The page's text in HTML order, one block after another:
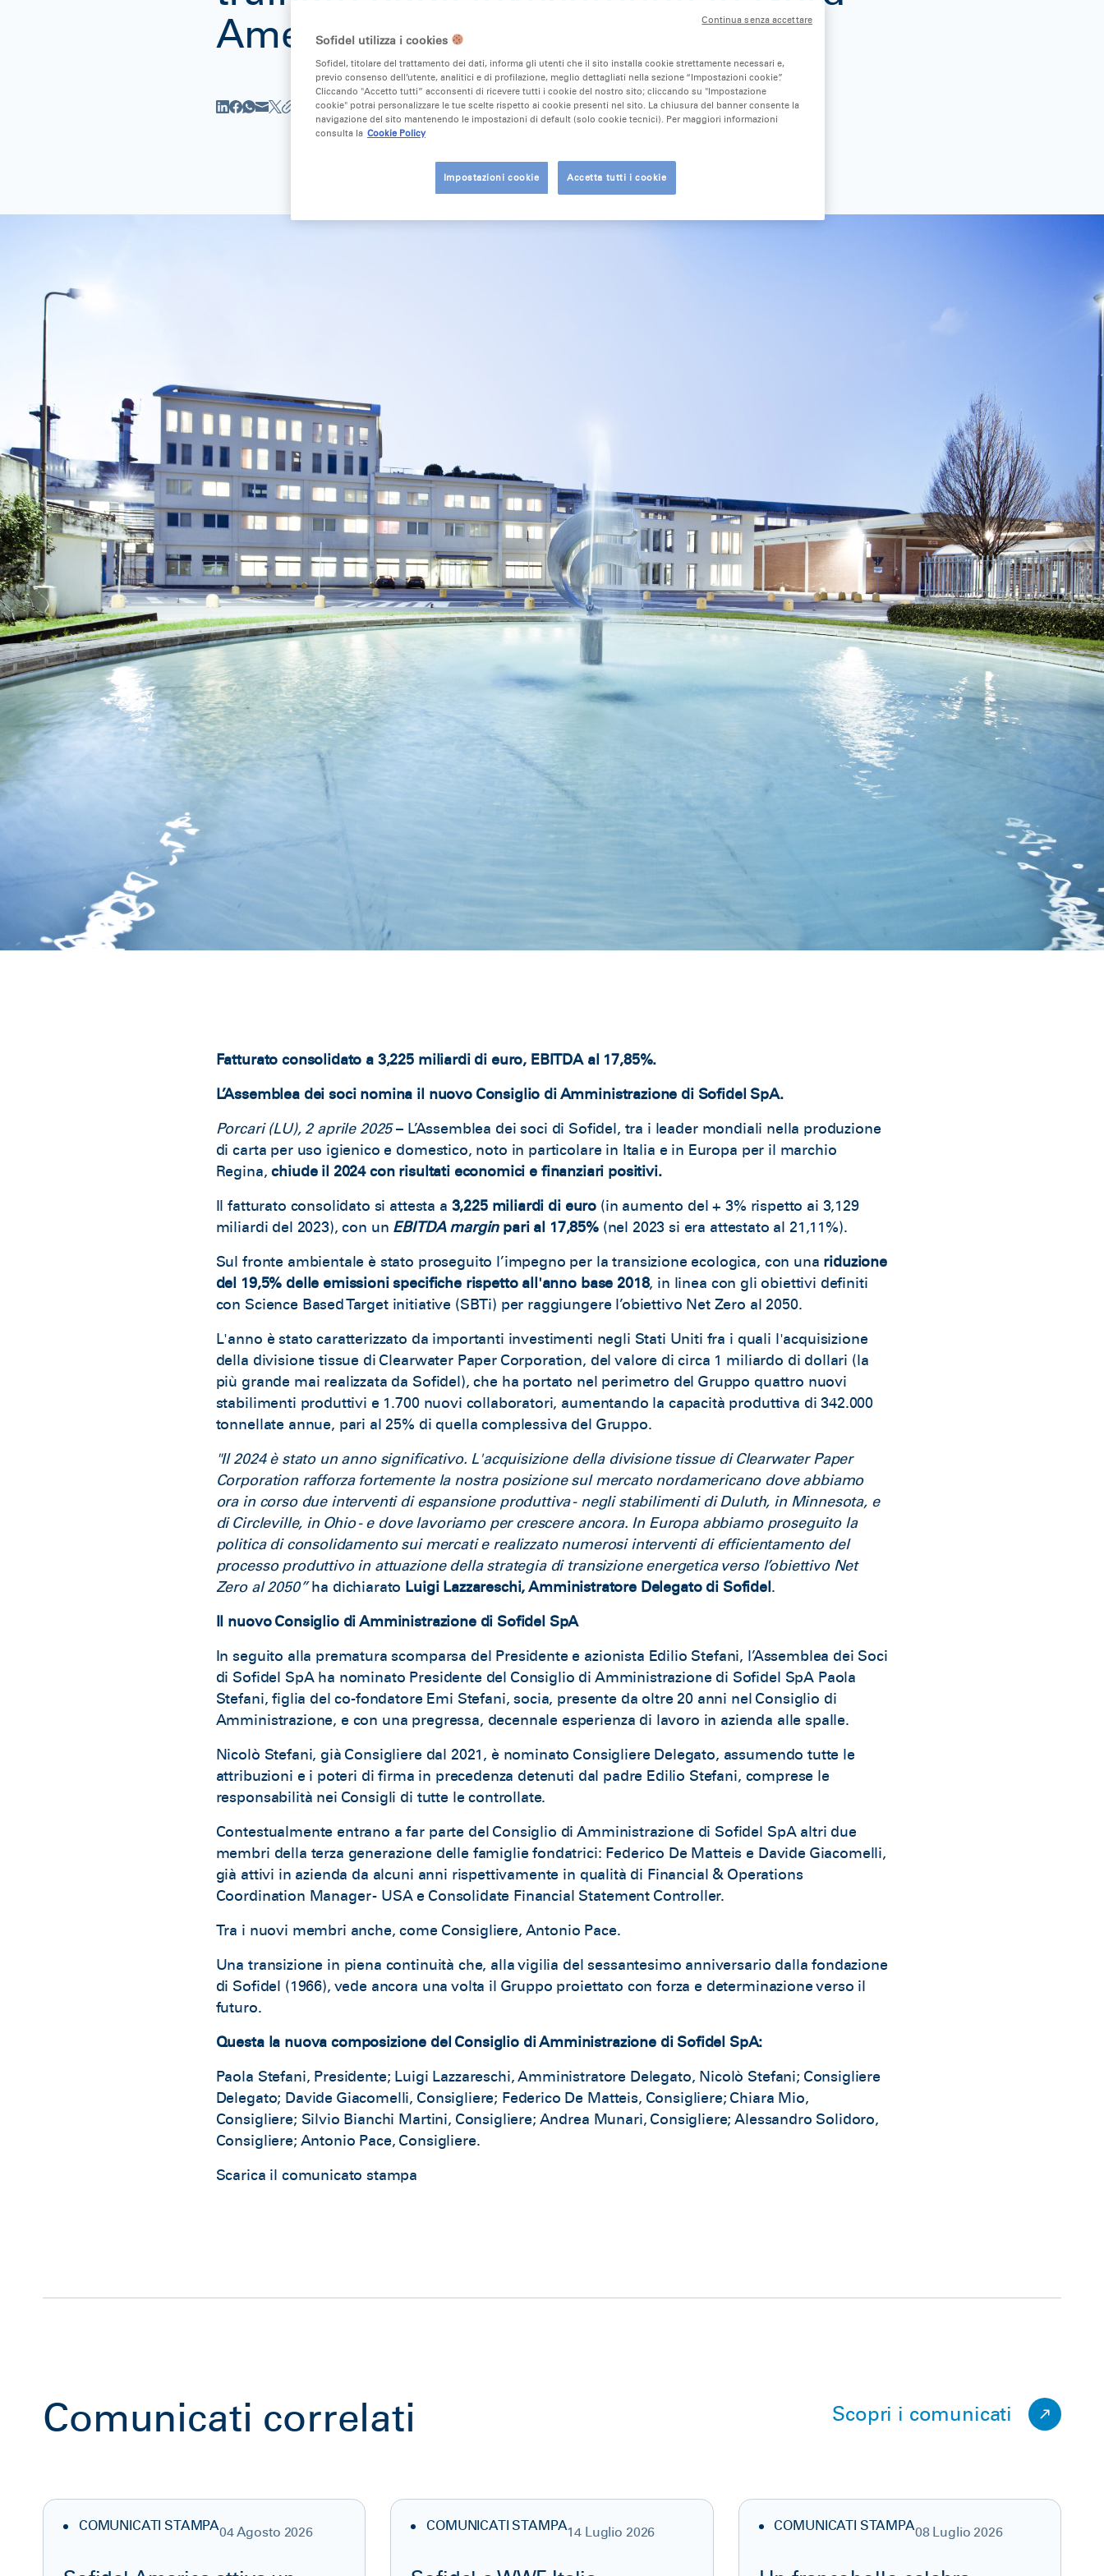
America
Fatturato consolidato a 3,225 miliardi di euro, EBITDA al 17,85%.
L’Assemblea dei soci nomina il nuovo Consiglio di Amministrazione di Sofidel SpA.
Porcari (LU), 2 aprile 2025– L’Assemblea dei soci di Sofidel, tra i leader mondiali nella produzione
di carta per uso igienico e domestico, noto in particolare in Italia e in Europa per il marchio
Regina,chiude il 2024 con risultati economici e finanziari positivi.
Il fatturato consolidato si attesta a 3,225 miliardi di euro (in aumento del + 3% rispetto ai 3,129
miliardi del 2023), con un EBITDA marginpari al 17,85%(nel 2023 si era attestato al 21,11%).
Sul fronte ambientale è stato proseguito l’impegno per la transizione ecologica, con una riduzione
del 19,5% delle emissioni specifiche rispetto all'anno base 2018, in linea con gli obiettivi definiti
con Science Based Target initiative (SBTi) per raggiungere l’obiettivo Net Zero al 2050.
L'anno è stato caratterizzato da importanti investimenti negli Stati Uniti fra i quali l'acquisizione
della divisione tissue di Clearwater Paper Corporation, del valore di circa 1 miliardo di dollari (la
più grande mai realizzata da Sofidel), che ha portato nel perimetro del Gruppo quattro nuovi
stabilimenti produttivi e 1.700 nuovi collaboratori, aumentando la capacità produttiva di 342.000
tonnellate annue, pari al 25% di quella complessiva del Gruppo.
"Il 2024 è stato un anno significativo. L'acquisizione della divisione tissue di Clearwater Paper
Corporation rafforza fortemente la nostra posizione sul mercato nordamericano dove abbiamo
ora in corso due interventi di espansione produttiva - negli stabilimenti di Duluth, in Minnesota, e
di Circleville, in Ohio - e dove lavoriamo per crescere ancora. In Europa abbiamo proseguito la
politica di consolidamento sui mercati e realizzato numerosi interventi di efficientamento del
processo produttivo in attuazione della strategia di transizione energetica verso l’obiettivo Net
Zero al 2050”ha dichiarato Luigi Lazzareschi, Amministratore Delegato di Sofidel.
Il nuovo Consiglio di Amministrazione di Sofidel SpA
In seguito alla prematura scomparsa del Presidente e azionista Edilio Stefani, l’Assemblea dei Soci
di Sofidel SpA ha nominato Presidente del Consiglio di Amministrazione di Sofidel SpA Paola
Stefani, figlia del co-fondatore Emi Stefani, socia, presente da oltre 20 anni nel Consiglio di
Amministrazione, e con una pregressa, decennale esperienza di lavoro in azienda alle spalle.
Nicolò Stefani, già Consigliere dal 2021, è nominato Consigliere Delegato, assumendo tutte le
attribuzioni e i poteri di firma in precedenza detenuti dal padre Edilio Stefani, comprese le
responsabilità nei Consigli di tutte le controllate.
Contestualmente entrano a far parte del Consiglio di Amministrazione di Sofidel SpA altri due
membri della terza generazione delle famiglie fondatrici: Federico De Matteis e Davide Giacomelli,
già attivi in azienda da alcuni anni rispettivamente in qualità di Financial & Operations
Coordination Manager - USA e Consolidate Financial Statement Controller.
Tra i nuovi membri anche, come Consigliere, Antonio Pace.
Una transizione in piena continuità che, alla vigilia del sessantesimo anniversario dalla fondazione
di Sofidel (1966), vede ancora una volta il Gruppo proiettato con forza e determinazione verso il
futuro.
Questa la nuova composizione del Consiglio di Amministrazione di Sofidel SpA:
Paola Stefani, Presidente; Luigi Lazzareschi, Amministratore Delegato, Nicolò Stefani; Consigliere
Delegato; Davide Giacomelli, Consigliere; Federico De Matteis, Consigliere; Chiara Mio,
Consigliere; Silvio Bianchi Martini, Consigliere; Andrea Munari, Consigliere; Alessandro Solidoro,
Consigliere; Antonio Pace, Consigliere.
Scarica il comunicato stampa
Comunicati correlati Scopri i comunicati
COMUNICATI STAMPA04 Agosto 2026 COMUNICATI STAMPA14 Luglio 2026 COMUNICATI STAMPA08 Luglio 2026
Sofidel utilizza i cookies
Sofidel, titolare del trattamento dei dati, informa gli utenti che il sito installa cookie strettamente necessari e,
previo consenso dell’utente, analitici e di profilazione, meglio dettagliati nella sezione “Impostazioni cookie”.
Cliccando "Accetto tutti” acconsenti di ricevere tutti i cookie del nostro sito; cliccando su "Impostazione
cookie" potrai personalizzare le tue scelte rispetto ai cookie presenti nel sito. La chiusura del banner consente la
navigazione del sito mantenendo le impostazioni di default (solo cookie tecnici). Per maggiori informazioni
consulta la Cookie Policy
Impostazioni cookie Accetta tutti i cookie
Continua senza accettare